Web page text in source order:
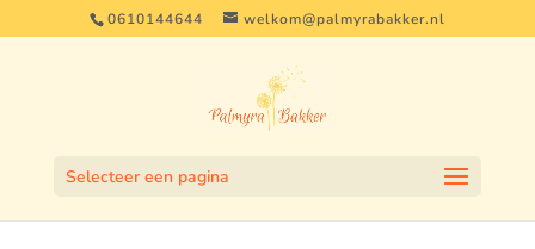
0610144644 welkom@palmyrabakker.nl
Selecteer een pagina